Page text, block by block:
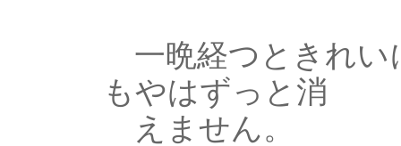
一晩経つときれい
もやはずっと消
えません。